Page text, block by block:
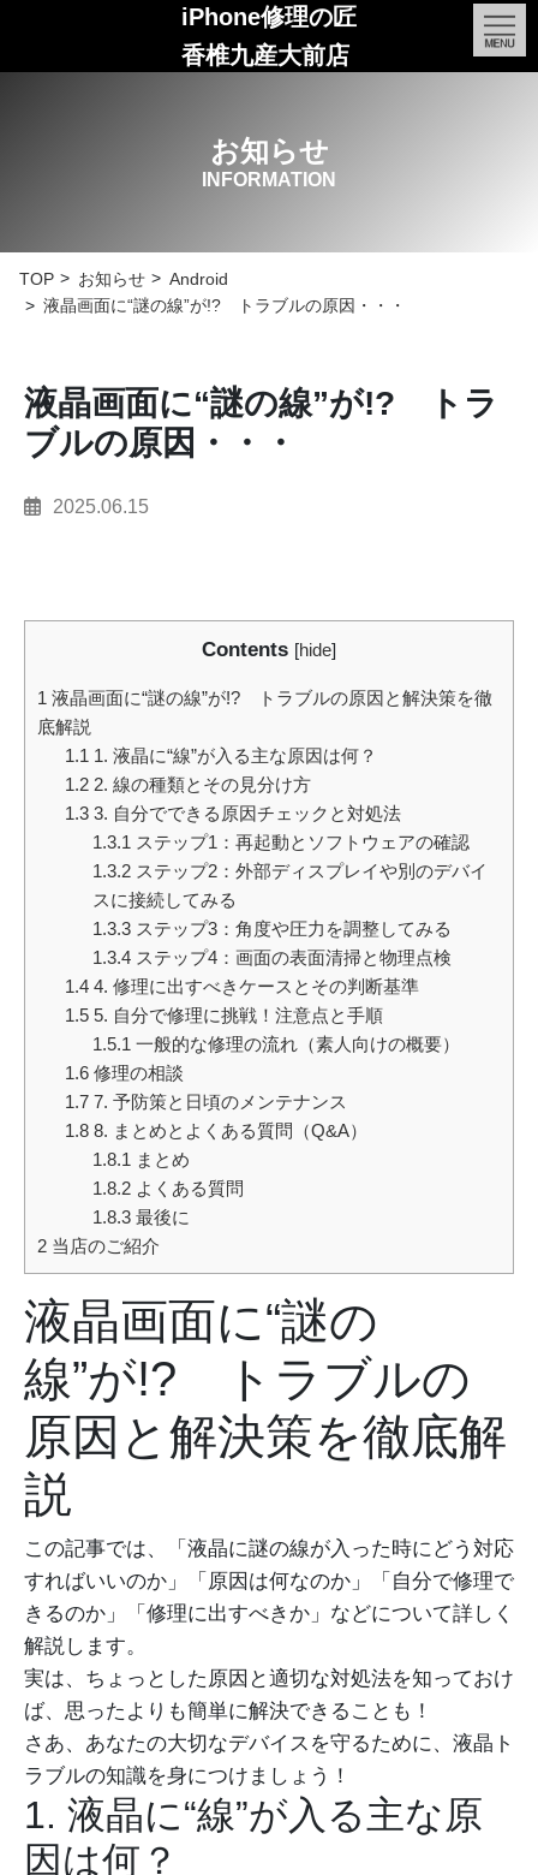
iPhone修理の匠
香椎九産大前店
お知らせ
INFORMATION
TOP お知らせ
Android
液晶画面に“謎の線”が!? トラブルの原因・・・
液晶画面に“謎の線”が!? トラ
ブルの原因・・・
2025.06.15
Contents [hide]
1 液晶画面に“謎の線”が!? トラブルの原因と解決策を徹
底解説
1.11. 液晶に“線”が入る主な原因は何？
1.22. 線の種類とその見分け方
1.33. 自分でできる原因チェックと対処法
1.3.1ステップ1：再起動とソフトウェアの確認
1.3.2ステップ2：外部ディスプレイや別のデバイ
スに接続してみる
1.3.3ステップ3：角度や圧力を調整してみる
1.3.4ステップ4：画面の表面清掃と物理点検
1.44. 修理に出すべきケースとその判断基準
1.55. 自分で修理に挑戦！注意点と手順
1.5.1一般的な修理の流れ（素人向けの概要）
1.6修理の相談
1.77. 予防策と日頃のメンテナンス
1.88. まとめとよくある質問（Q&A）
1.8.1まとめ
1.8.2よくある質問
1.8.3最後に
2 当店のご紹介
液晶画面に“謎の
線”が!? トラブルの
原因と解決策を徹底解
説
この記事では、「液晶に謎の線が入った時にどう対応
すればいいのか」「原因は何なのか」「自分で修理で
きるのか」「修理に出すべきか」などについて詳しく
解説します。
実は、ちょっとした原因と適切な対処法を知っておけ
ば、思ったよりも簡単に解決できることも！
さあ、あなたの大切なデバイスを守るために、液晶ト
ラブルの知識を身につけましょう！
1. 液晶に“線”が入る主な原
因は何？